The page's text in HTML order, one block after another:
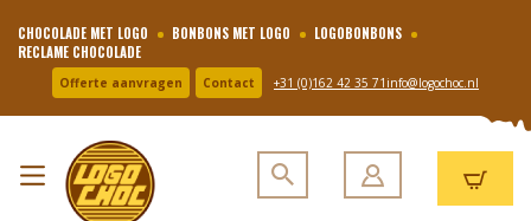
CHOCOLADE MET LOGO BONBONS MET LOGO
LOGOBONBONS
RECLAME CHOCOLADE
Offerte aanvragen Contact +31 (0)162 42 35 71 info@logochoc.nl